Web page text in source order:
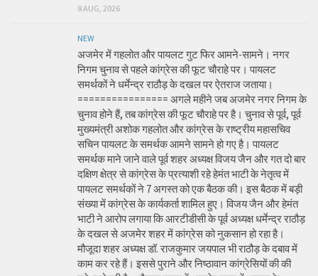
8 AUG, 2026
NEW
अजमेर में गहलोत और पायलट गुट फिर आमने-सामने। नगर
निगम चुनाव से पहले कांग्रेस की फूट चौराहे पर। पायलट
समर्थकों ने धर्मेन्द्र राठौड़ के दखल पर ऐतराज जताया।
================ अगले महीने जब अजमेर नगर निगम के
चुनाव होने हैं, तब कांग्रेस की फूट चौराहे पर है। चुनाव से पूर्व, पूर्व
मुख्यमंत्री अशोक गहलोत और कांग्रेस के राष्ट्रीय महासचिव
सचिन पायलट के समर्थक आमने सामने हो गए है। पायलट
समर्थक माने जाने वाले पूर्व शहर अध्यक्ष विजय जैन और गत दो बार
दक्षिण क्षेत्र से कांग्रेस के प्रत्याशी रहे हेमंत भाटी के नेतृत्व में
पायलट समर्थकों ने 7 अगस्त को एक बैठक की। इस बैठक में बड़ी
संख्या में कांग्रेस के कार्यकर्ता शामिल हुए। विजय जैन और हेमंत
भाटी ने आरोप लगाया कि आरटीडीसी के पूर्व अध्यक्ष धर्मेन्द्र राठौड़
के दखल से अजमेर शहर में कांग्रेस को नुकसान हो रहा है।
मौजूदा शहर अध्यक्ष डॉ. राजकुमार जयपाल भी राठौड़ के दबाव में
काम कर रहे हैं। इससे पुराने और निष्ठावान कांग्रेसियों की की